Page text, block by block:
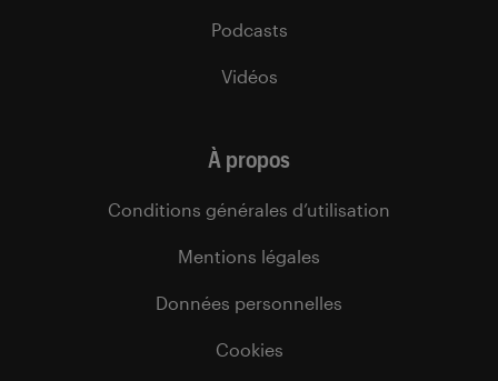
Podcasts
Vidéos
À propos
Conditions générales d’utilisation
Mentions légales
Données personnelles
Cookies